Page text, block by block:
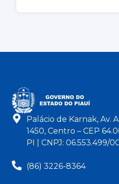
Palácio de Karnak, Av.
1450, Centro – CEP
PI | CNPJ: 06.553.499/
(86) 3226-8364